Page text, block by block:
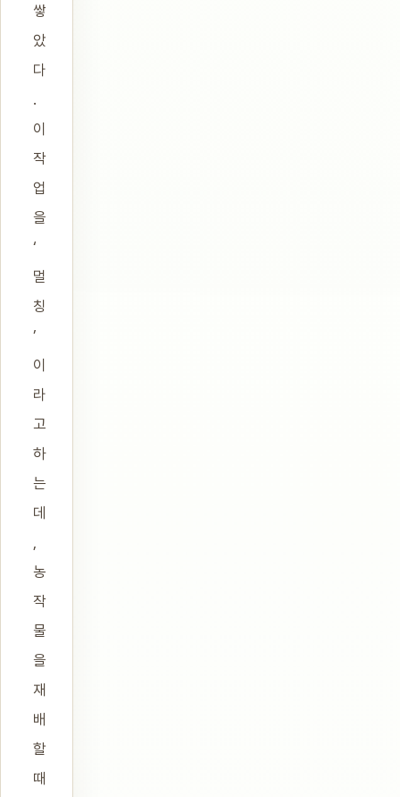
쌓
았
다
.
이
작
업
을
‘
멀
칭
’
이
라
고
하
는
데
농
작
물
을
재
배
할
때